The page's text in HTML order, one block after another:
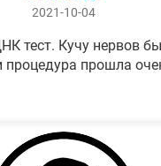
2021-10-04
тест. Кучу нервов
прошла